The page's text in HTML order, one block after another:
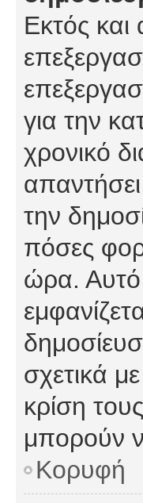
Εκτός και
για την
χρονικό
την
πόσες
ώρα. Αυτό
σχετικά
κρίση
μπορούν
Κορυφή